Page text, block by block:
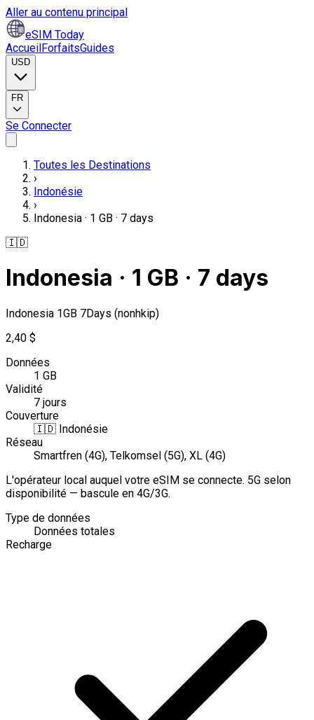
Aller au contenu principal
eSIM Today
AccueilForfaitsGuides
USD
FR
Se Connecter
Toutes les Destinations
›
Indonésie
›
Indonesia · 1 GB · 7 days
🇮🇩
Indonesia · 1 GB · 7 days
Indonesia 1GB 7Days (nonhkip)
2,40 $
Données
1 GB
Validité
7 jours
Couverture
🇮🇩 Indonésie
Réseau
Smartfren (4G), Telkomsel (5G), XL (4G)
L'opérateur local auquel votre eSIM se connecte. 5G selon
disponibilité — bascule en 4G/3G.
Type de données
Données totales
Recharge